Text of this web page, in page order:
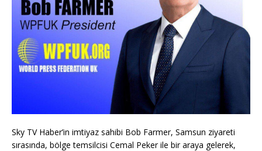
Sky TV Haber’in imtiyaz sahibi Bob Farmer, Samsun ziyareti
sırasında, bölge temsilcisi Cemal Peker ile bir araya gelerek,